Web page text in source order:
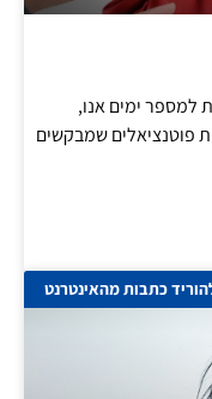
למספר ימים אנו,
פוטנציאלים שמבקשים
כתבות מהאינטרנט